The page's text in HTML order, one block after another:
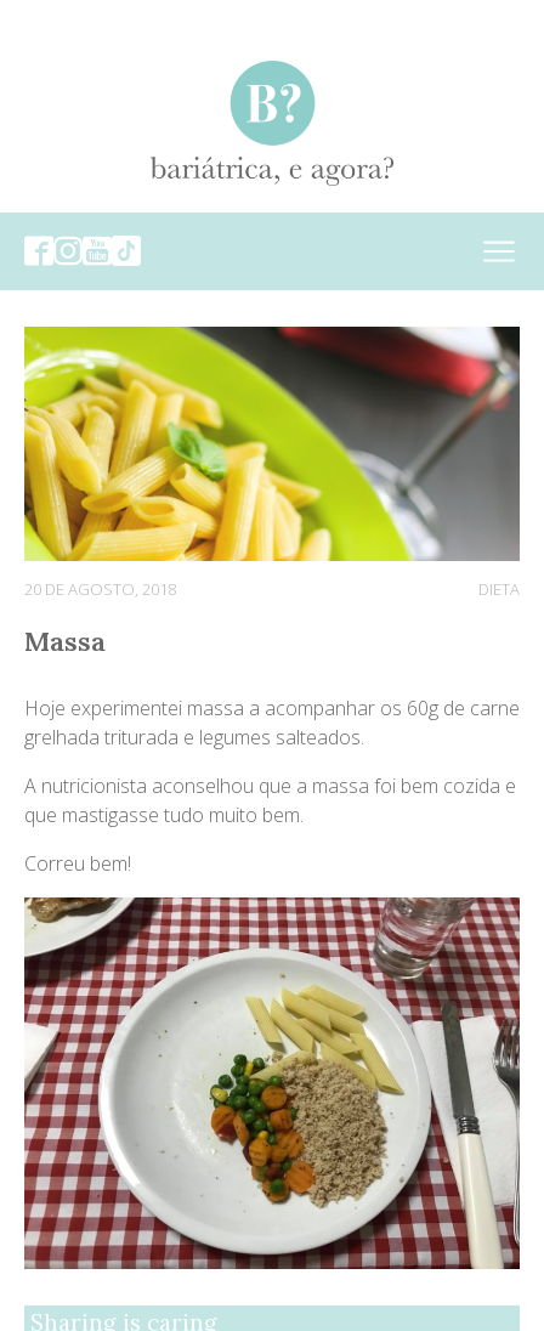
20 DE AGOSTO, 2018 DIETA
Massa
Hoje experimentei massa a acompanhar os 60g de carne
grelhada triturada e legumes salteados.
A nutricionista aconselhou que a massa foi bem cozida e
que mastigasse tudo muito bem.
Correu bem!
Sharing is caring